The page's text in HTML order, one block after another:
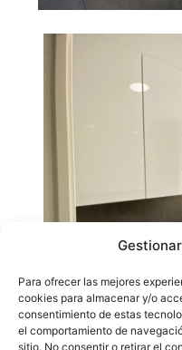
Para ofrecer las mejores
cookies para almacenar y/o
consentimiento de estas
el comportamiento de
sitio. No consentir o retirar el